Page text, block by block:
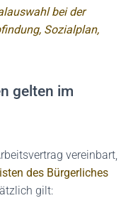
bei der
Sozialplan,
gelten im
vereinbart,
des Bürgerliches
gilt: